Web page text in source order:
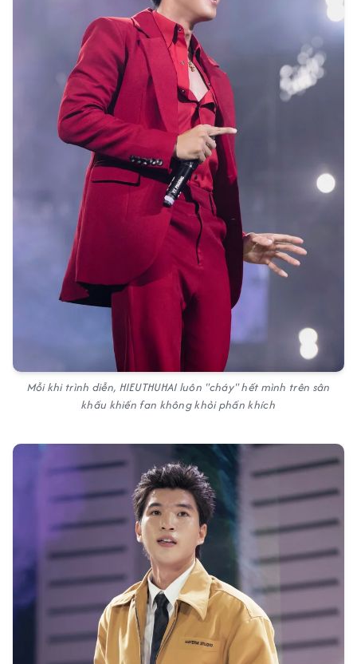
Mỗi khi trình diễn, HIEUTHUHAI luôn "cháy" hết mình trên sân
khấu khiến fan không khỏi phấn khích